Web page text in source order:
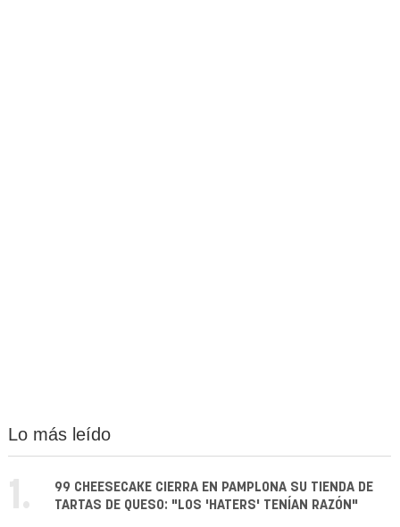
Lo más leído
1.
99 CHEESECAKE CIERRA EN PAMPLONA SU TIENDA DE
TARTAS DE QUESO: "LOS 'HATERS' TENÍAN RAZÓN"